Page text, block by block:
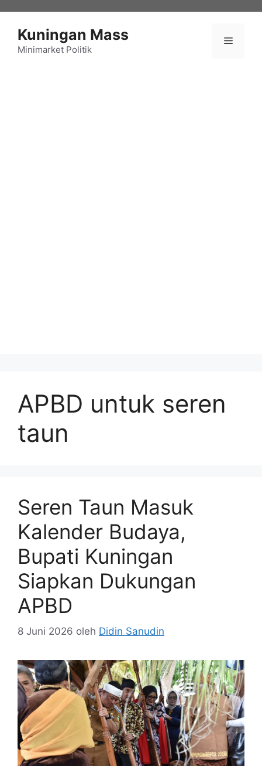
Kuningan Mass
Minimarket Politik
Menu
APBD untuk seren
taun
Seren Taun Masuk
Kalender Budaya,
Bupati Kuningan
Siapkan Dukungan
APBD
8 Juni 2026 oleh Didin Sanudin